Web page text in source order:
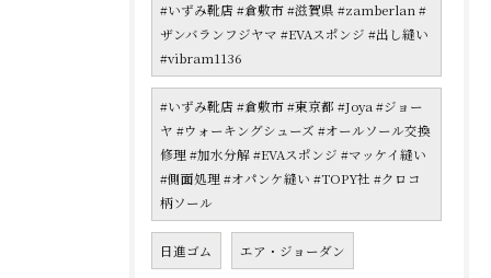
#いずみ靴店 #倉敷市 #滋賀県 #zamberlan #
ザンバランフジヤマ #EVAスポンジ #出し縫い
#vibram1136
#いずみ靴店 #倉敷市 #東京都 #Joya #ジョー
ヤ #ウォーキングシューズ #オールソール交換
修理 #加水分解 #EVAスポンジ #マッケイ縫い
#側面処理 #オパンケ縫い #TOPY社 #クロコ
柄ソール
日進ゴム エア・ジョーダン